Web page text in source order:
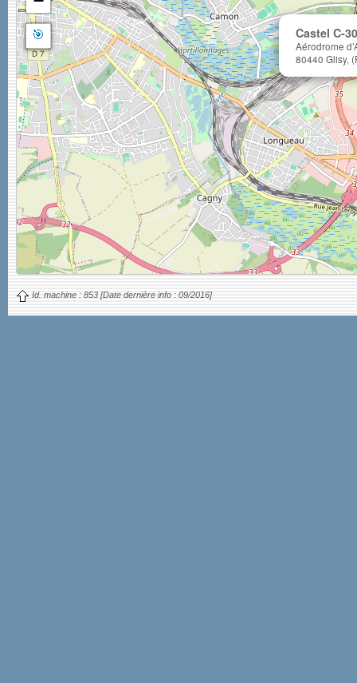
Castel C-
Aérodrome
80440 Glisy,
🎯
Id. machine : 853 [Date dernière info : 09/2016]